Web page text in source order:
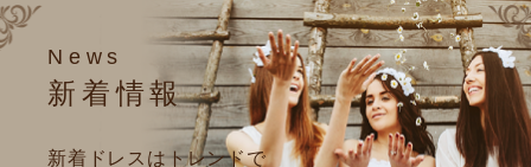
News
新着情報
新着ドレスはトレンドで